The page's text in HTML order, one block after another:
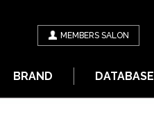
MEMBERS SALON
BRAND DATABASE